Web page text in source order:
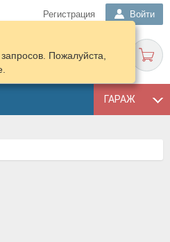
Регистрация Войти
ГАРАЖ
Пожалуйста,